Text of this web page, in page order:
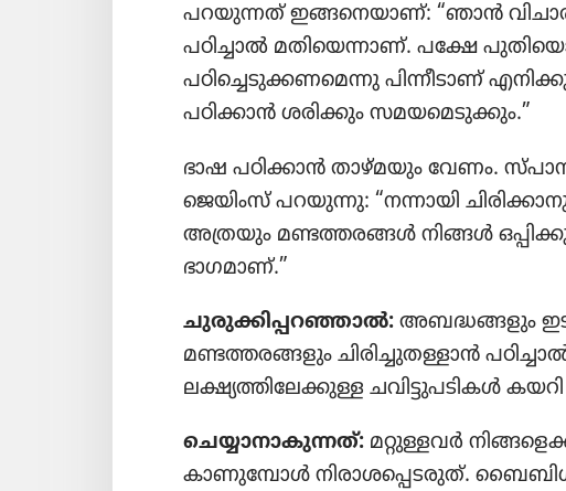
പറയു​ന്നത്‌ ഇങ്ങനെ​യാണ്‌: “ഞാൻ
പഠിച്ചാൽ മതി​യെ​ന്നാണ്‌. പക്ഷേ
പഠി​ച്ചെ​ടു​ക്ക​ണ​മെ​ന്നു പിന്നീ​ടാണ്‌
പഠിക്കാൻ ശരിക്കും സമയ​മെ​ടു​ക്കും.”
ഭാഷ പഠിക്കാൻ താഴ്‌മ​യും വേണം.
ജെയിംസ്‌ പറയുന്നു: “നന്നായി
അത്രയും മണ്ടത്തരങ്ങൾ നിങ്ങൾ
ഭാഗമാണ്‌.”
ചുരു​ക്കി​പ്പ​റ​ഞ്ഞാൽ: അബദ്ധങ്ങ​ളും
മണ്ടത്തര​ങ്ങ​ളും ചിരി​ച്ചു​ത​ള്ളാൻ
ലക്ഷ്യത്തി​ലേ​ക്കു​ള്ള ചവിട്ടു​പ​ടി​കൾ
ചെയ്യാ​നാ​കു​ന്നത്‌: മറ്റുള്ളവർ
കാണു​മ്പോൾ നിരാ​ശ​പ്പെ​ട​രുത്‌.